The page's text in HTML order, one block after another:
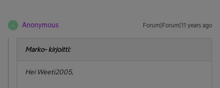
A Anonymous Forum|Forum|11 years ago
Marko- kirjoitti:
Hei Weeti2005,